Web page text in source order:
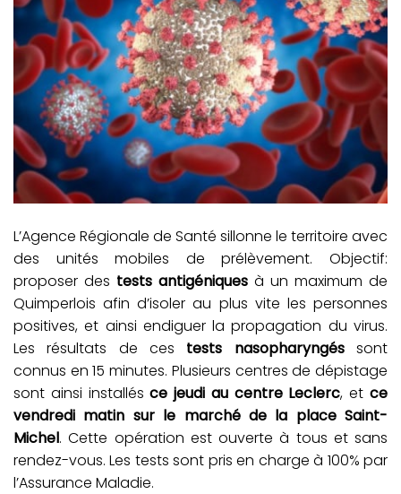
L’Agence Régionale de Santé sillonne le territoire avec
des unités mobiles de prélèvement. Objectif:
proposer des tests antigéniques à un maximum de
Quimperlois afin d’isoler au plus vite les personnes
positives, et ainsi endiguer la propagation du virus.
Les résultats de ces tests nasopharyngéssont
connus en 15 minutes. Plusieurs centres de dépistage
sont ainsi installésce jeudi au centre Leclerc, etce
vendredi matin sur le marché de la place Saint-
Michel. Cette opération est ouverte à tous et sans
rendez-vous. Les tests sont pris en charge à 100% par
l’Assurance Maladie.